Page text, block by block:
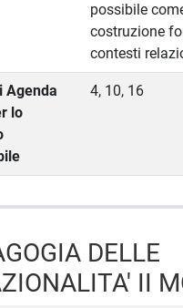
possibile
costruzione
contesti
Agenda
lo
4, 10, 16
DELLE
II